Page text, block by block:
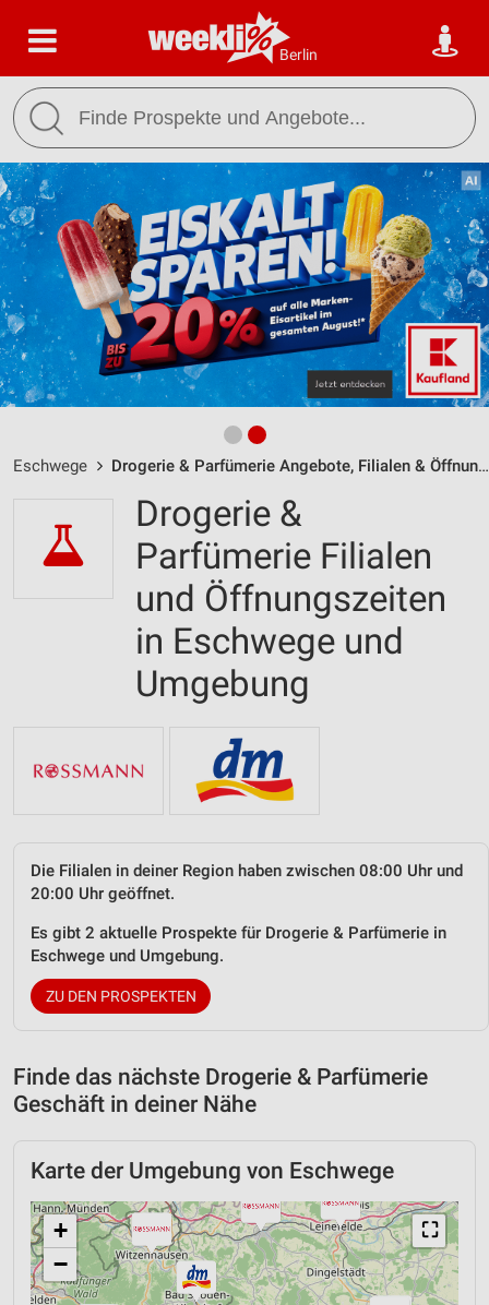
Berlin
Eschwege Drogerie & Parfümerie Angebote, Filialen & Öffnungszeiten
Drogerie &
Parfümerie Filialen
und Öffnungszeiten
in Eschwege und
Umgebung
Die Filialen in deiner Region haben zwischen 08:00 Uhr und
20:00 Uhr geöffnet.
Es gibt 2 aktuelle Prospekte für Drogerie & Parfümerie in
Eschwege und Umgebung.
ZU DEN PROSPEKTEN
Finde das nächste Drogerie & Parfümerie
Geschäft in deiner Nähe
Karte der Umgebung von Eschwege
⛶
+
−